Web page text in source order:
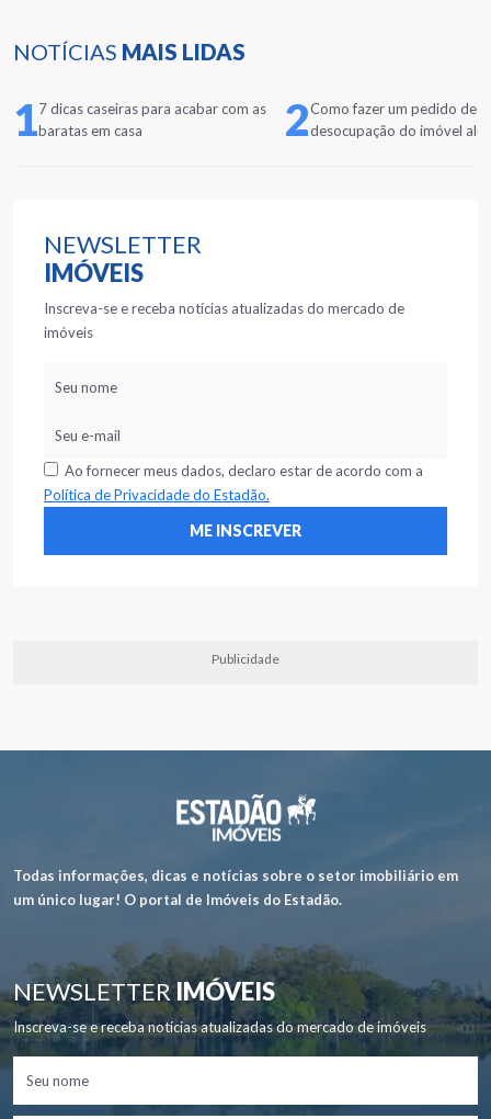
NOTÍCIAS MAIS LIDAS
17 dicas caseiras para acabar com as
baratas em casa
2Como fazer um pedido de
desocupação do imóvel
NEWSLETTER
IMÓVEIS
Inscreva-se e receba notícias atualizadas do mercado de
imóveis
Ao fornecer meus dados, declaro estar de acordo com a
Política de Privacidade do Estadão.
Publicidade
Todas informações, dicas e notícias sobre o setor imobiliário em
um único lugar! O portal de Imóveis do Estadão.
NEWSLETTERIMÓVEIS
Inscreva-se e receba notícias atualizadas do mercado de imóveis